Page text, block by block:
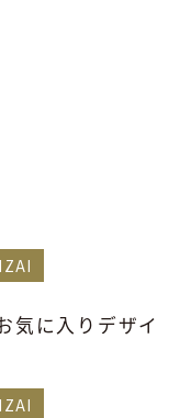
気に入りデザイ